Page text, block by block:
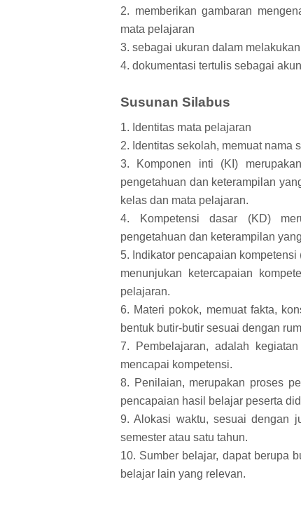
2. memberikan gambaran
mata pelajaran
3. sebagai ukuran dalam
4. dokumentasi tertulis sebagai
Susunan Silabus
1. Identitas mata pelajaran
2. Identitas sekolah, memuat nama
3. Komponen inti (KI)
pengetahuan dan keterampilan
kelas dan mata pelajaran.
4. Kompetensi dasar (KD)
pengetahuan dan keterampilan
5. Indikator pencapaian
menunjukan ketercapaian
pelajaran.
6. Materi pokok, memuat fakta,
bentuk butir-butir sesuai dengan
7. Pembelajaran, adalah
mencapai kompetensi.
8. Penilaian, merupakan proses
pencapaian hasil belajar peserta
9. Alokasi waktu, sesuai dengan
semester atau satu tahun.
10. Sumber belajar, dapat berupa
belajar lain yang relevan.